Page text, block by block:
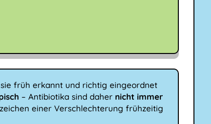
früh erkannt und richtig eingeordnet
– Antibiotika sind daher nicht immer
einer Verschlechterung frühzeitig